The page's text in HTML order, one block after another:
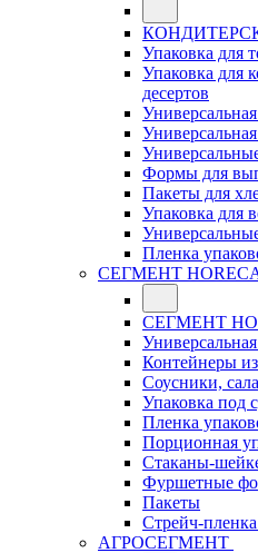
Упаковка для
Упаковка для
десертов
Формы для
Пакеты для
Упаковка для
Пленка
СЕГМЕНТ
СЕГМЕНТ
Контейнеры
Соусники,
Упаковка под
Пленка
Порционная
Стаканы-
Фуршетные
Пакеты
Стрейч-
АГРОСЕГМЕНТ